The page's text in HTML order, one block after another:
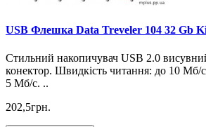
USB Флешка Data Treveler 104 32 Gb
Стильний накопичувач USB 2.0
конектор. Швидкість читання: до 10 Мб/
5 Мб/с. ..
202,5грн.